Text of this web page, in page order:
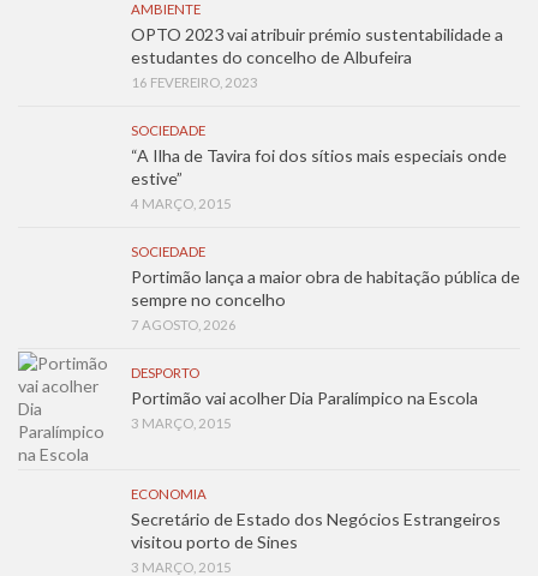
AMBIENTE
OPTO 2023 vai atribuir prémio sustentabilidade a
estudantes do concelho de Albufeira
16 FEVEREIRO, 2023
SOCIEDADE
“A Ilha de Tavira foi dos sítios mais especiais onde
estive”
4 MARÇO, 2015
SOCIEDADE
Portimão lança a maior obra de habitação pública de
sempre no concelho
7 AGOSTO, 2026
DESPORTO
Portimão vai acolher Dia Paralímpico na Escola
3 MARÇO, 2015
ECONOMIA
Secretário de Estado dos Negócios Estrangeiros
visitou porto de Sines
3 MARÇO, 2015